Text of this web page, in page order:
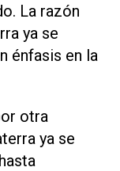
La razón
ya se
énfasis en la
otra
ya se